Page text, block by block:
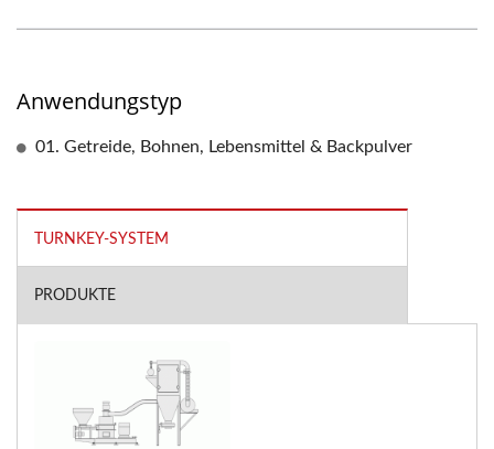
Anwendungstyp
01. Getreide, Bohnen, Lebensmittel & Backpulver
TURNKEY-SYSTEM
PRODUKTE